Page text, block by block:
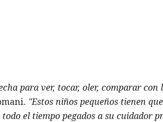
para ver, tocar, oler, comparar con
"Estos niños pequeños tienen
todo el tiempo pegados a su cuidador